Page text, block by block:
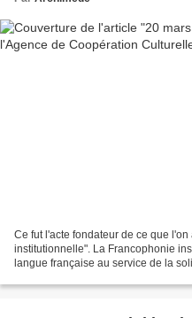
Ce fut l'acte fondateur de ce que
institutionnelle". La Francophonie
langue française au service de la